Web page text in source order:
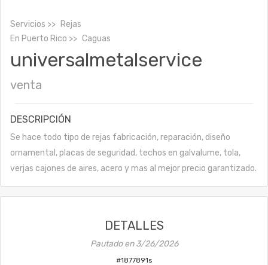
Servicios
Rejas
En Puerto Rico Caguas
universalmetalservice
venta
DESCRIPCIÓN
Se hace todo tipo de rejas fabricación, reparación, diseño
ornamental, placas de seguridad, techos en galvalume, tola,
verjas cajones de aires, acero y mas al mejor precio garantizado.
DETALLES
Pautado en3/26/2026
#1877891s